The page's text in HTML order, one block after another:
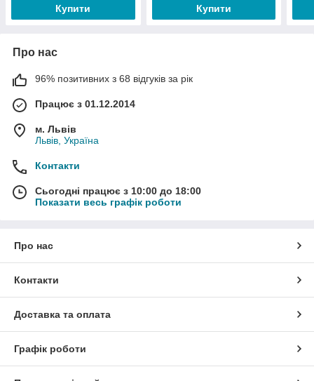
Купити Купити
Про нас
96% позитивних з 68 відгуків за рік
Працює з 01.12.2014
м. Львів
Львів, Україна
Контакти
Сьогодні працює з 10:00 до 18:00
Показати весь графік роботи
Про нас
Контакти
Доставка та оплата
Графік роботи